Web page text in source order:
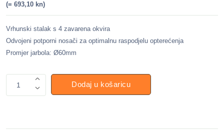
(= 693,10 kn)
Vrhunski stalak s 4 zavarena okvira
Odvojeni potporni nosači za optimalnu raspodjelu opterećenja
Promjer jarbola: Ø60mm
1 Dodaj u košaricu